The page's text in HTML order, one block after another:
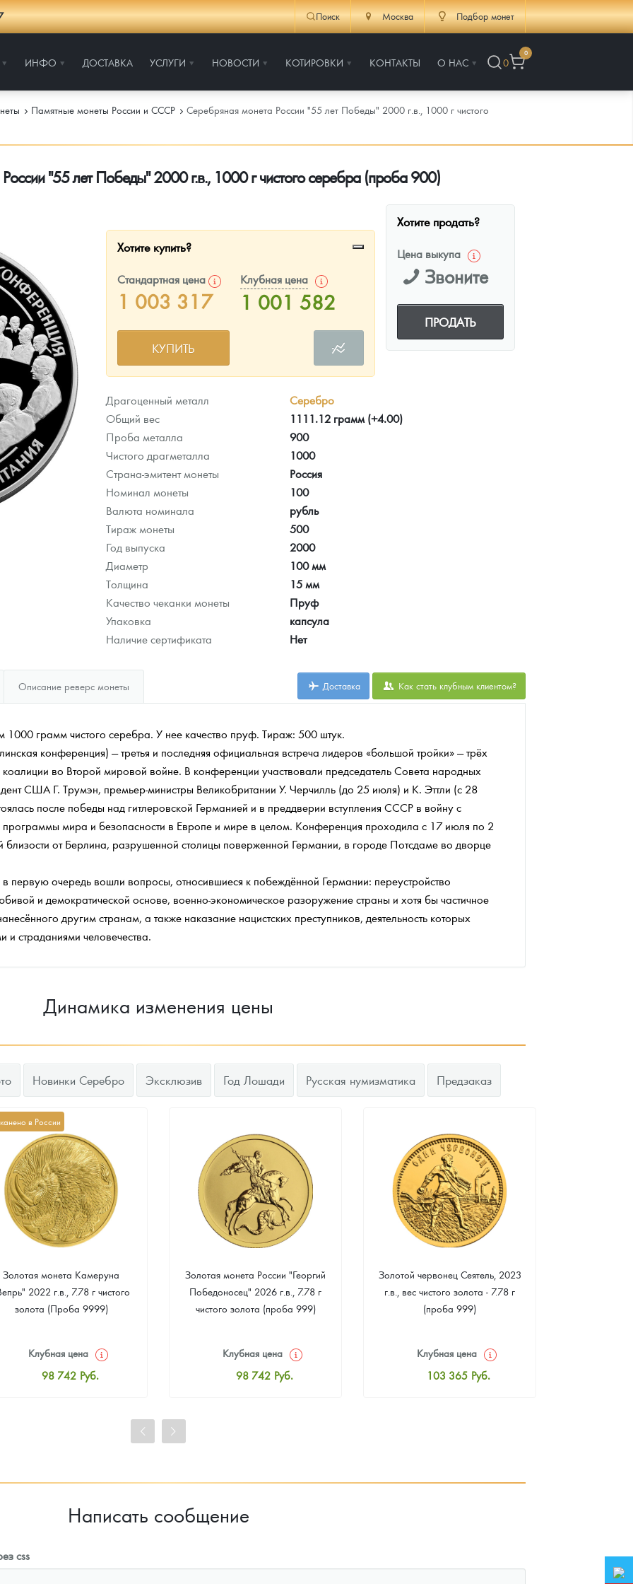
Поиск Москва Подбор монет
ИНФО ДОСТАВКА УСЛУГИ НОВОСТИ КОТИРОВКИ КОНТАКТЫ О НАС 0
0
платины на 2026 год
Памятные монеты России и СССР
Серебряная монета России "55 лет Победы" 2000 г.в., 1000 г чистого
"55 лет Победы" 2000 г.в., 1000 г чистого серебра (проба 900)
Хотите купить?
Стандартная цена
1 003 317
Клубная цена
1 001 582
КУПИТЬ
Хотите продать?
Цена выкупа
Звоните
ПРОДАТЬ
Драгоценный металл
Серебро
Общий вес
1111.12 грамм (+4.00)
Проба металла
900
Чистого драгметалла
1000
Страна-эмитент монеты
Россия
Номинал монеты
100
Валюта номинала
рубль
Тираж монеты
500
Год выпуска
2000
Диаметр
100 мм
Толщина
15 мм
Качество чеканки монеты
Пруф
Упаковка
капсула
Наличие сертификата
Нет
Описание реверс монеты Доставка Как стать клубным клиентом?
грамм чистого серебра. У нее качество пруф. Тираж: 500 штук.
конференция) — третья и последняя официальная встреча лидеров «большой тройки» — трёх
во Второй мировой войне. В конференции участвовали председатель Совета народных
США Г. Трумэн, премьер-министры Великобритании У. Черчилль (до 25 июля) и К. Эттли (с 28
после победы над гитлеровской Германией и в преддверии вступления СССР в войну с
программы мира и безопасности в Европе и мире в целом. Конференция проходила с 17 июля по 2
близости от Берлина, разрушенной столицы поверженной Германии, в городе Потсдаме во дворце
первую очередь вошли вопросы, относившиеся к побеждённой Германии: переустройство
и демократической основе, военно-экономическое разоружение страны и хотя бы частичное
другим странам, а также наказание нацистских преступников, деятельность которых
и страданиями человечества.
Динамика изменения цены
Новинки Серебро Эксклюзив Год Лошади Русская нумизматика Предзаказ
в России
Золотая монета Камеруна
2022 г.в., 7.78 г чистого
золота (Проба 9999)
Клубная цена
98 742 Руб.
Золотая монета России "Георгий
Победоносец" 2026 г.в., 7.78 г
чистого золота (проба 999)
Клубная цена
98 742 Руб.
Золотой червонец Сеятель, 2023
г.в., вес чистого золота - 7.78 г
(проба 999)
Клубная цена
103 365 Руб.
Написать сообщение
css